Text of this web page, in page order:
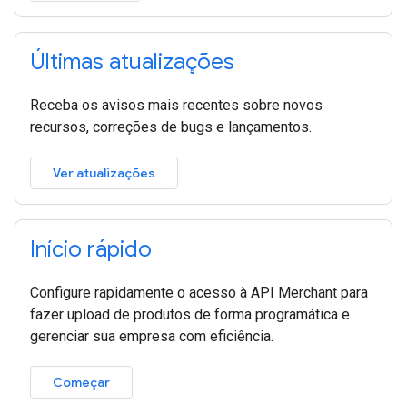
Últimas atualizações
Receba os avisos mais recentes sobre novos
recursos, correções de bugs e lançamentos.
Ver atualizações
Início rápido
Configure rapidamente o acesso à API Merchant para
fazer upload de produtos de forma programática e
gerenciar sua empresa com eficiência.
Começar